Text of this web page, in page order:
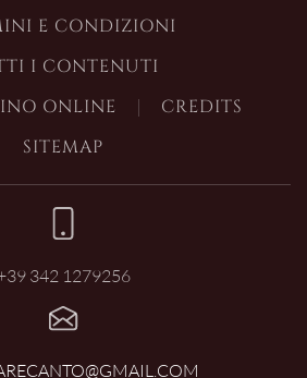
E CONDIZIONI
I CONTENUTI
ONLINE
CREDITS
SITEMAP
342 1279256